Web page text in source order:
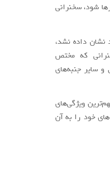
بازارها شود، سخنرانی
نشان داده نشد،
این سخنرانی که مختص
سایر جنبه‌های
ویژگی‌های
خود را به آن